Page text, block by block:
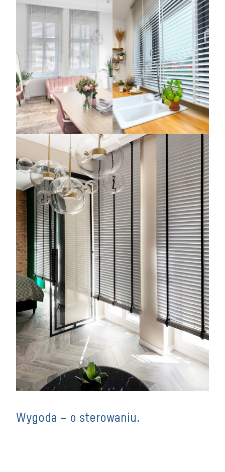
Wygoda – o sterowaniu.